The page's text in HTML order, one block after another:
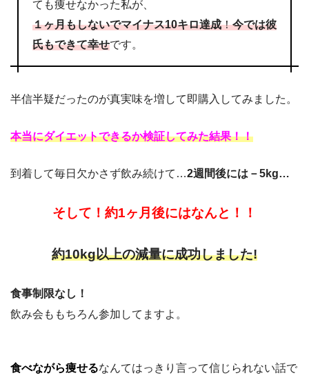
ても痩せなかった私が、
１ヶ月もしないでマイナス10キロ達成！今では彼
氏もできて幸せです。
半信半疑だったのが真実味を増して即購入してみました。
本当にダイエットできるか検証してみた結果！！
到着して毎日欠かさず飲み続けて…2週間後には－5kg…
そして！ 約1ヶ月後にはなんと！！
約10kg以上の減量に成功しました!
食事制限なし！
飲み会ももちろん参加してますよ。
食べながら痩せるなんてはっきり言って信じられない話で